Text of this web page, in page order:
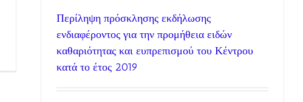
Περίληψη πρόσκλησης εκδήλωσης
ενδιαφέροντος για την προμήθεια ειδών
καθαριότητας και ευπρεπισμού του Κέντρου
κατά το έτος 2019